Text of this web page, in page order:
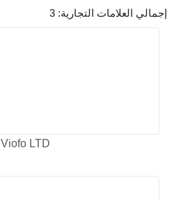
إجمالي العلامات التجارية: 3
Viofo LTD